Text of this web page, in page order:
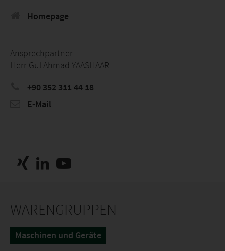
Homepage
Ansprechpartner
Herr Gul Ahmad YAASHAAR
+90 352 311 44 18
E-Mail
WARENGRUPPEN
Maschinen und Geräte